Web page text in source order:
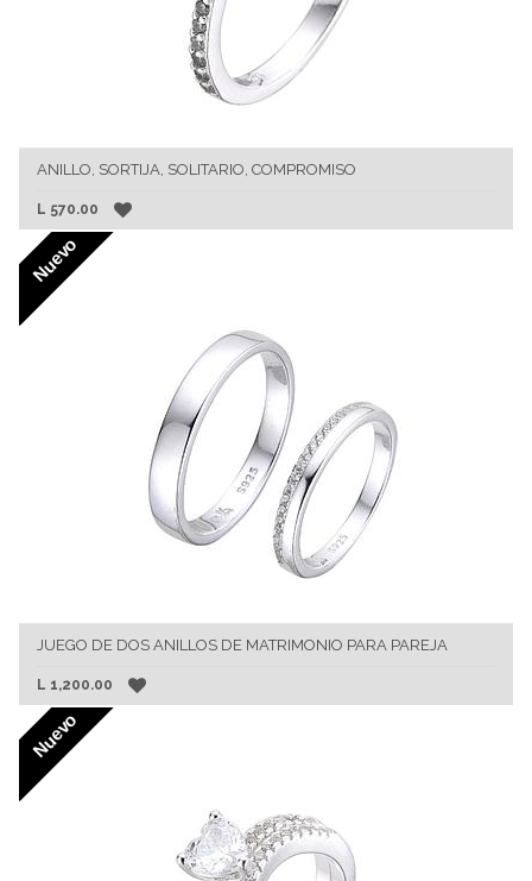
ANILLO, SORTIJA, SOLITARIO, COMPROMISO
L 570.00
Nuevo
JUEGO DE DOS ANILLOS DE MATRIMONIO PARA PAREJA
L 1,200.00
Nuevo